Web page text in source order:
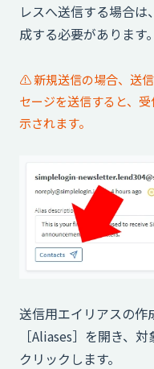
レスへ送信する場合
成する必要があります。
⚠️ 新規送信の場合、送
セージを送信すると、
示されます。
送信用エイリアスの作
［Aliases］を開き、
クリックします。